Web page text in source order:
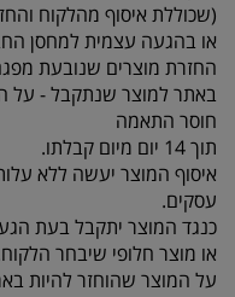
(שכוללת איסוף מהלקוח
או בהגעה עצמית למחסן החברה
החזרת מוצרים שנובעת
באתר למוצר שנתקבל - על
חוסר התאמה
תוך 14 יום מיום קבלתו.
איסוף המוצר יעשה ללא עלות
עסקים.
כנגד המוצר יתקבל בעת
או מוצר חלופי שיבחר
על המוצר שהוחזר להיות